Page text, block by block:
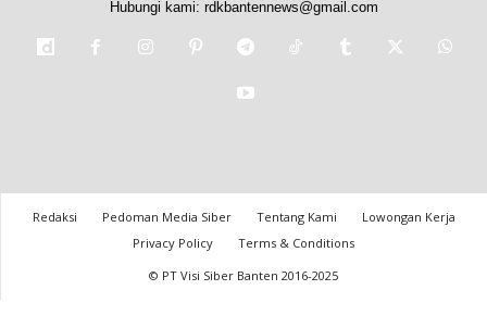
Hubungi kami: rdkbantennews@gmail.com
Redaksi Pedoman Media Siber Tentang Kami
Lowongan Kerja
Privacy Policy
Terms & Conditions
© PT Visi Siber Banten 2016-2025